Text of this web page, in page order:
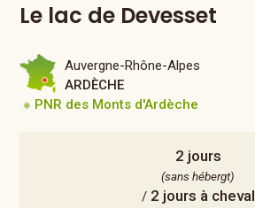
Le lac de Devesset
2 jours
(sans hébergt)
/ 2 jours à cheval
Auvergne-Rhône-Alpes
ARDÈCHE
※ PNR des Monts d'Ardèche